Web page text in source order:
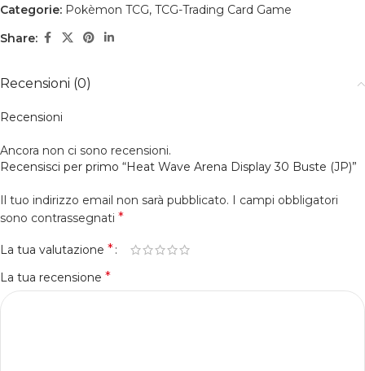
Categorie: Pokèmon TCG, TCG-Trading Card Game
Share:
Recensioni (0)
Recensioni
Ancora non ci sono recensioni.
Recensisci per primo “Heat Wave Arena Display 30 Buste (JP)”
Il tuo indirizzo email non sarà pubblicato. I campi obbligatori
sono contrassegnati *
La tua valutazione *
La tua recensione *